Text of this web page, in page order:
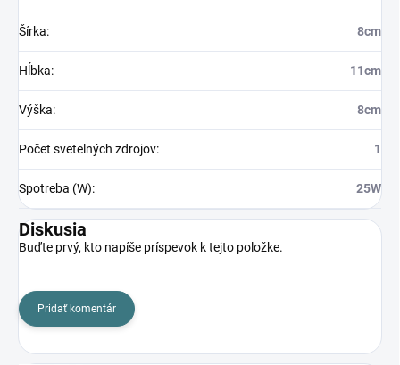
Šírka: 8cm
Hĺbka: 11cm
Výška: 8cm
Počet svetelných zdrojov: 1
Spotreba (W): 25W
Diskusia
Buďte prvý, kto napíše príspevok k tejto položke.
Pridať komentár